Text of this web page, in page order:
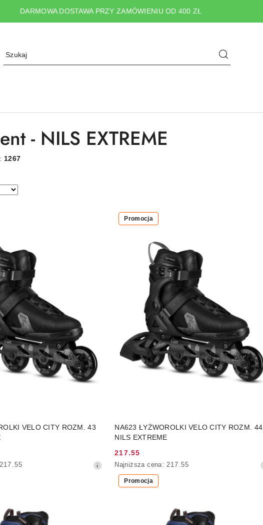
DARMOWA DOSTAWA PRZY ZAMÓWIENIU OD 400 ZŁ
- NILS EXTREME
1267
VELO CITY ROZM. 43
217.55
DO KOSZYKA
NA623 ŁYŻWOROLKI VELO CITY ROZM. 44
NILS EXTREME
Cena
promocyjna:
217.55
Najniższa
cena
Najniższa cena: 217.55
Promocja
DO KOSZYKA
Promocja